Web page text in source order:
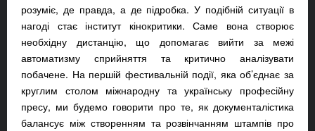
розуміє, де правда, а де підробка. У подібній ситуації в
нагоді стає інститут кінокритики. Саме вона створює
необхідну дистанцію, що допомагає вийти за межі
автоматизму сприйняття та критично аналізувати
побачене. На першій фестивальній події, яка об’єднає за
круглим столом міжнародну та українську професійну
пресу, ми будемо говорити про те, як документалістика
балансує між створенням та розвінчанням штампів про